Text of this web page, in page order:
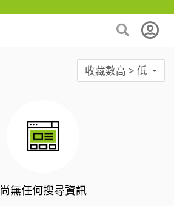
收藏數高 > 低
尚無任何搜尋資訊